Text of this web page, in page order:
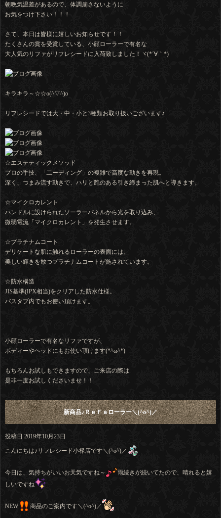
朝晩気温差があるので、体調崩さないように
お気をつけ下さい！！！
さて、本日は皆様に嬉しいお知らせです！！
たくさんの賞を受賞している、小顔ローラーで有名な
大人気のリファがリフレシードに入荷致しました！ヾ(*´∀｀*)
キラキラ～☆☆o(^▽^)o
リフレシードでは大・中・小と3種類お取り扱いございます♪
☆エステティックメソッド
プロの手技、「二ーディング」の複雑で高度な動きを再現。
深く、つまみ流す動きで、ハリと艶のある引き締まった肌へと導きます。
☆マイクロカレント
ハンドルに設けられたソーラーパネルから光を取り込み、
微弱電流「マイクロカレント」を発生させます。
☆プラチナムコート
デリケートな肌に触れるローラーの表面には、
美しい輝きを放つプラチナムコートが施されています。
☆防水構造
JIS基準(IPX相当)をクリアした防水仕様。
バスタブ内でもお使い頂けます。
小顔ローラーで有名なリファですが、
ボディーやヘッドにもお使い頂けます(*^ω^*)
もちろんお試しもできますので、ご来店の際は
是非一度お試しくださいませ！！
新商品♪ＲｅＦａローラー＼(^o^)／
投稿日 2019年10月23日
こんにちは♪リフレシード小禄店です＼(^o^)／
今日は、気持ちがいいお天気ですね～
雨続きが続いてたので、晴れると嬉
しいですね
NEW 商品のご案内です＼(^o^)／